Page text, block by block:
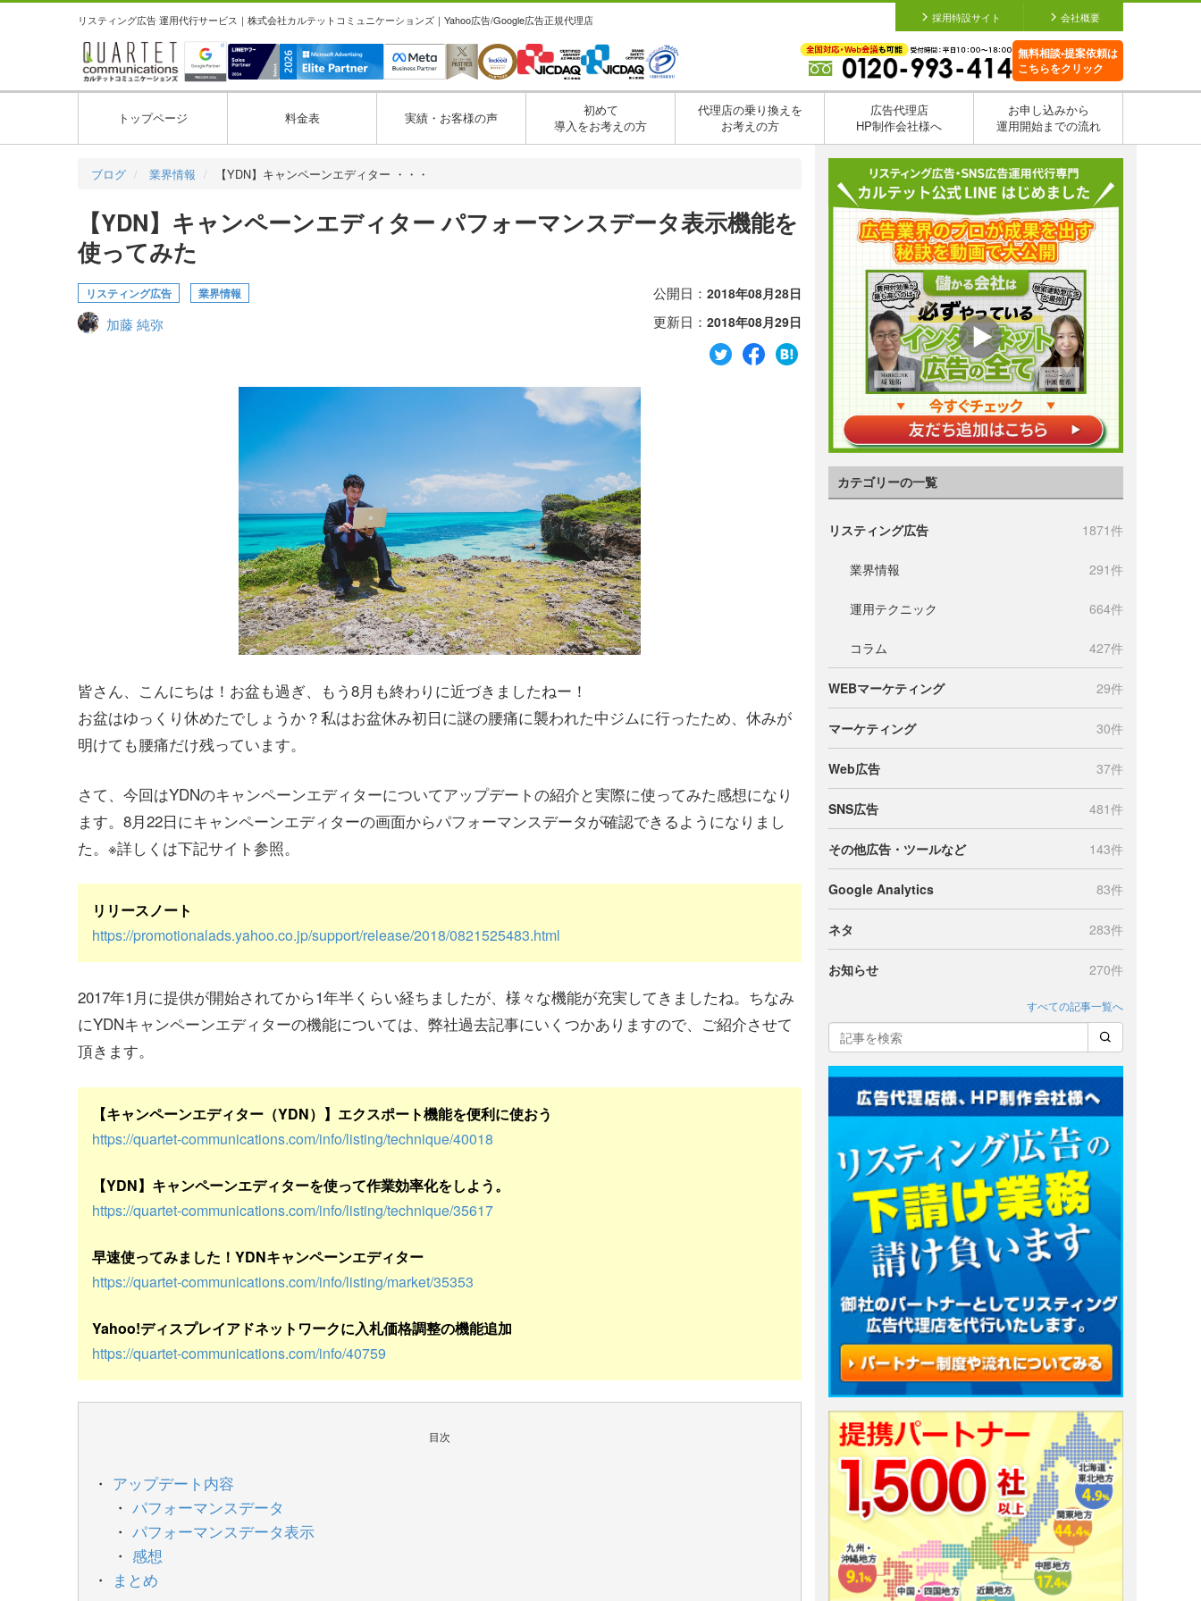
リスティング広告 運用代行サービス｜株式会社カルテットコミュニケーションズ｜Yahoo広告/Google広告正規代理店 採用特設サイト 会社概要
無料相談•提案依頼は
こちらをクリック
トップページ 料金表 実績・お客様の声
初めて
導入をお考えの方
代理店の乗り換えを
お考えの方
広告代理店
HP制作会社様へ
お申し込みから
運用開始までの流れ
ブログ 業界情報 【YDN】キャンペーンエディター ・・・
【YDN】キャンペーンエディター パフォーマンスデータ表示機能を
使ってみた
リスティング広告 業界情報
加藤 純弥
公開日： 2018年08月28日
更新日： 2018年08月29日
皆さん、こんにちは！お盆も過ぎ、もう8月も終わりに近づきましたねー！
お盆はゆっくり休めたでしょうか？私はお盆休み初日に謎の腰痛に襲われた中ジムに行ったため、休みが
明けても腰痛だけ残っています。
さて、今回はYDNのキャンペーンエディターについてアップデートの紹介と実際に使ってみた感想になり
ます。8月22日にキャンペーンエディターの画面からパフォーマンスデータが確認できるようになりまし
た。※詳しくは下記サイト参照。
リリースノート
https://promotionalads.yahoo.co.jp/support/release/2018/0821525483.html
2017年1月に提供が開始されてから1年半くらい経ちましたが、様々な機能が充実してきましたね。ちなみ
にYDNキャンペーンエディターの機能については、弊社過去記事にいくつかありますので、ご紹介させて
頂きます。
【キャンペーンエディター（YDN）】エクスポート機能を便利に使おう
https://quartet-communications.com/info/listing/technique/40018
【YDN】キャンペーンエディターを使って作業効率化をしよう。
https://quartet-communications.com/info/listing/technique/35617
早速使ってみました！YDNキャンペーンエディター
https://quartet-communications.com/info/listing/market/35353
Yahoo!ディスプレイアドネットワークに入札価格調整の機能追加
https://quartet-communications.com/info/40759
目次
アップデート内容
パフォーマンスデータ
パフォーマンスデータ表示
感想
まとめ
カテゴリーの一覧
リスティング広告 1871件
業界情報 291件
運用テクニック 664件
コラム 427件
WEBマーケティング 29件
マーケティング 30件
Web広告 37件
SNS広告 481件
その他広告・ツールなど 143件
Google Analytics 83件
ネタ 283件
お知らせ 270件
すべての記事一覧へ